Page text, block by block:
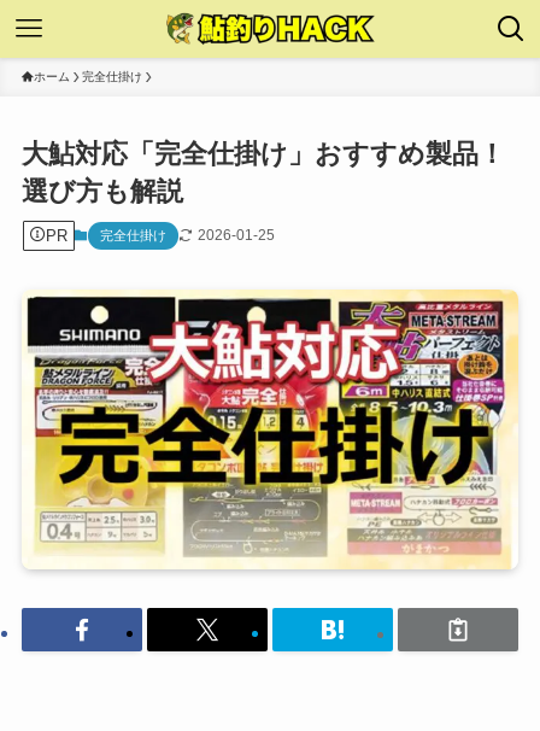
ホーム 完全仕掛け
大鮎対応「完全仕掛け」おすすめ製品！
選び方も解説
PR 完全仕掛け 2026-01-25